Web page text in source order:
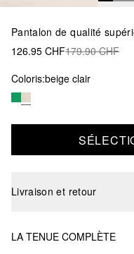
Pantalon de qualité
126.95 CHF179.90 CHF
Coloris:beige clair
Livraison et retour
LA TENUE COMPLÈTE